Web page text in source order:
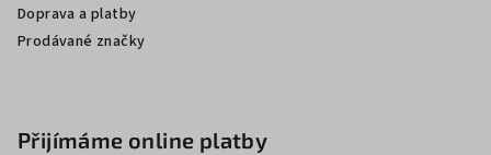
Doprava a platby
Prodávané značky
Přijímáme online platby